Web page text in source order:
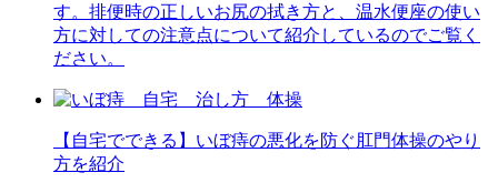
す。排便時の正しいお尻の拭き方と、温水便座の使い
方に対しての注意点について紹介しているのでご覧く
ださい。
【自宅でできる】いぼ痔の悪化を防ぐ肛門体操のやり
方を紹介